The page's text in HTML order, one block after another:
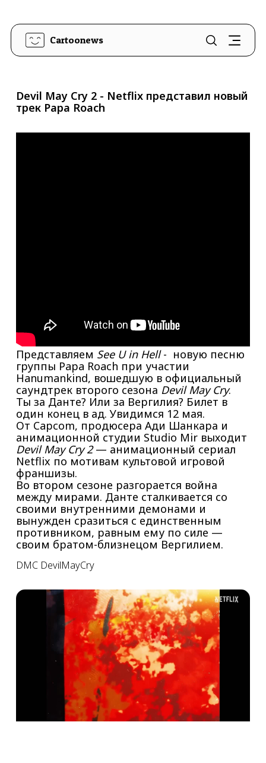
Cartoonews
Devil May Cry 2 - Netflix представил новый
трек Papa Roach
Представляем See U in Hell- новую песню
группы Papa Roach при участии
Hanumankind, вошедшую в официальный
саундтрек второго сезона Devil May Cry.
Ты за Данте? Или за Вергилия? Билет в
один конец в ад. Увидимся 12 мая.
От Capcom, продюсера Ади Шанкара и
анимационной студии Studio Mir выходит
Devil May Cry 2— анимационный сериал
Netflix по мотивам культовой игровой
франшизы.
Во втором сезоне разгорается война
между мирами. Данте сталкивается со
своими внутренними демонами и
вынужден сразиться с единственным
противником, равным ему по силе —
своим братом-близнецом Вергилием.
DMC DevilMayCry